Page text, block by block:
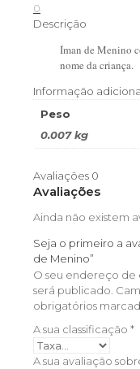
0
Descrição
Íman de Menino
nome da criança.
Informação
Peso
0.007 kg
Avaliações 0
Avaliações
Ainda não existem
Seja o primeiro a
de Menino”
O seu endereço de
será publicado.
obrigatórios
A sua classificação *
A sua avaliação